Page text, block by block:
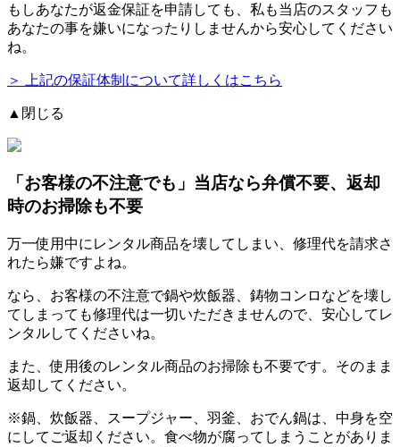
もしあなたが返金保証を申請しても、私も当店のスタッフも
あなたの事を嫌いになったりしませんから安心してください
ね。
＞ 上記の保証体制について詳しくはこちら
▲閉じる
「お客様の不注意でも」 当店なら弁償不要、返却
時のお掃除も不要
万一使用中にレンタル商品を壊してしまい、修理代を請求さ
れたら嫌ですよね。
なら、お客様の不注意で鍋や炊飯器、鋳物コンロなどを壊し
てしまっても修理代は一切いただきませんので、安心してレ
ンタルしてくださいね。
また、使用後のレンタル商品のお掃除も不要です。そのまま
返却してください。
※鍋、炊飯器、スープジャー、羽釜、おでん鍋は、中身を空
にしてご返却ください。食べ物が腐ってしまうことがありま